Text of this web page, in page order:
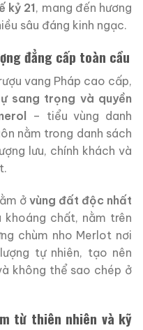
kỷ 21, mang đến hương
sâu đáng kinh ngạc.
đẳng cấp toàn cầu
vang Pháp cao cấp,
sang trọng và quyền
– tiểu vùng danh
nằm trong danh sách
lưu, chính khách và
ở vùng đất độc nhất
chất, nằm trên
chùm nho Merlot nơi
tự nhiên, tạo nên
không thể sao chép ở
từ thiên nhiên và kỹ